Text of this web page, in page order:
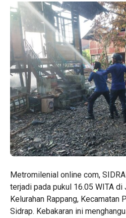
Metromilenial online com,
terjadi pada pukul 16.05 WITA di
Kelurahan Rappang, Kecamatan
Sidrap. Kebakaran ini